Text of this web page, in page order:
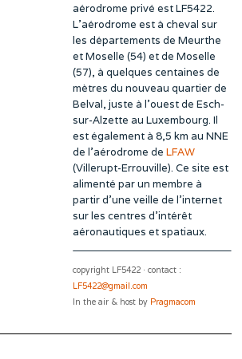
aérodrome privé est LF5422.
L’aérodrome est à cheval sur
les départements de Meurthe
et Moselle (54) et de Moselle
(57), à quelques centaines de
mètres du nouveau quartier de
Belval, juste à l’ouest de Esch-
sur-Alzette au Luxembourg. Il
est également à 8,5 km au NNE
de l’aérodrome de LFAW
(Villerupt-Errouville). Ce site est
alimenté par un membre à
partir d’une veille de l’internet
sur les centres d’intérêt
aéronautiques et spatiaux.
copyright LF5422 · contact :
LF5422@gmail.com
In the air & host by Pragmacom